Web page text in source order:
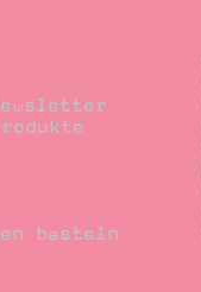
basteln